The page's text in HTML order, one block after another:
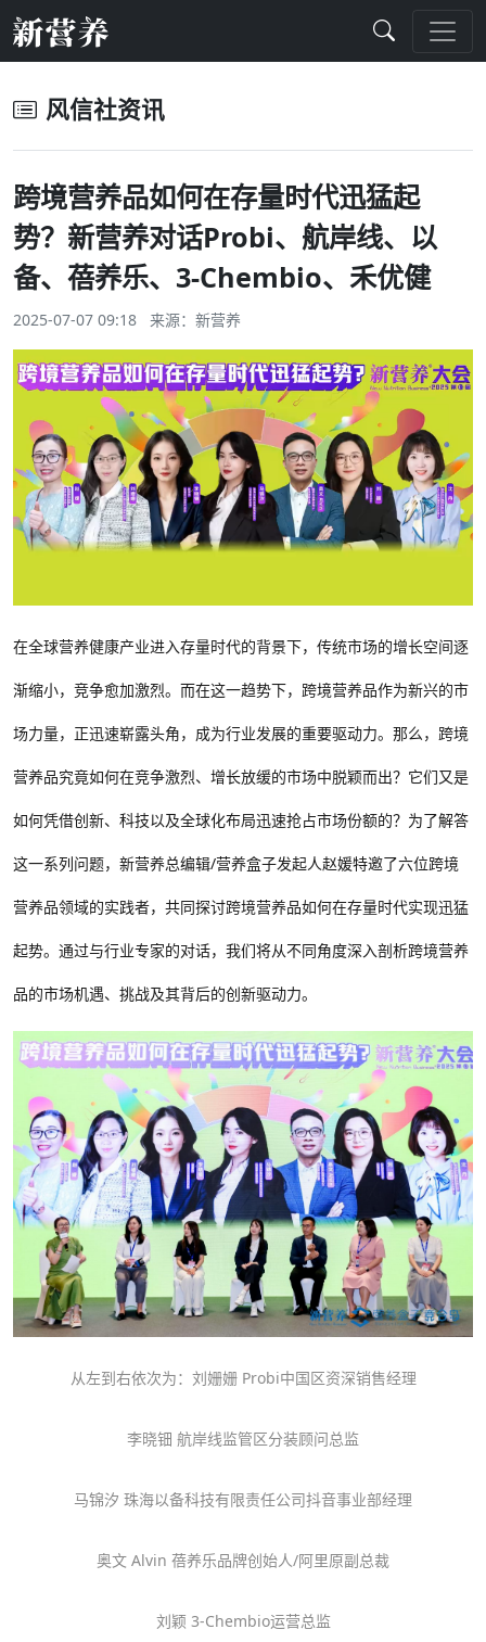
风信社资讯
跨境营养品如何在存量时代迅猛起
势？新营养对话Probi、航岸线、以
备、蓓养乐、3-Chembio、禾优健
2025-07-07 09:18 来源： 新营养
在全球营养健康产业进入存量时代的背景下，传统市场的增长空间逐
渐缩小，竞争愈加激烈。而在这一趋势下，跨境营养品作为新兴的市
场力量，正迅速崭露头角，成为行业发展的重要驱动力。那么，跨境
营养品究竟如何在竞争激烈、增长放缓的市场中脱颖而出？它们又是
如何凭借创新、科技以及全球化布局迅速抢占市场份额的？为了解答
这一系列问题，新营养总编辑/营养盒子发起人赵媛特邀了六位跨境
营养品领域的实践者，共同探讨跨境营养品如何在存量时代实现迅猛
起势。通过与行业专家的对话，我们将从不同角度深入剖析跨境营养
品的市场机遇、挑战及其背后的创新驱动力。
从左到右依次为：刘姗姗 Probi中国区资深销售经理
李晓钿 航岸线监管区分装顾问总监
马锦汐 珠海以备科技有限责任公司抖音事业部经理
奥文 Alvin 蓓养乐品牌创始人/阿里原副总裁
刘颖 3-Chembio运营总监